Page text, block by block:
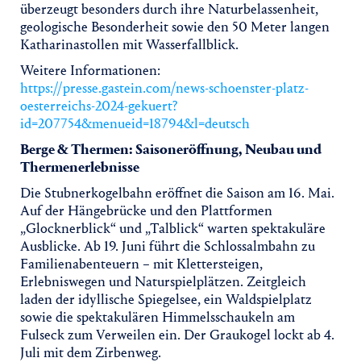
überzeugt besonders durch ihre Naturbelassenheit,
geologische Besonderheit sowie den 50 Meter langen
Katharinastollen mit Wasserfallblick.
Weitere Informationen:
https://presse.gastein.com/news-schoenster-platz-
oesterreichs-2024-gekuert?
id=207754&menueid=18794&l=deutsch
Berge & Thermen: Saisoneröffnung, Neubau und
Thermenerlebnisse
Die Stubnerkogelbahn eröffnet die Saison am 16. Mai.
Auf der Hängebrücke und den Plattformen
„Glocknerblick“ und „Talblick“ warten spektakuläre
Ausblicke. Ab 19. Juni führt die Schlossalmbahn zu
Familienabenteuern – mit Klettersteigen,
Erlebniswegen und Naturspielplätzen. Zeitgleich
laden der idyllische Spiegelsee, ein Waldspielplatz
sowie die spektakulären Himmelsschaukeln am
Fulseck zum Verweilen ein. Der Graukogel lockt ab 4.
Juli mit dem Zirbenweg.